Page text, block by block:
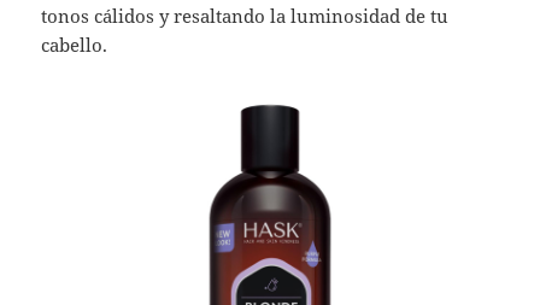
tonos cálidos y resaltando la luminosidad de tu
cabello.